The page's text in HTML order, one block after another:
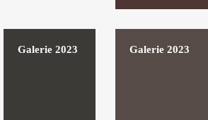
Galerie 2023 Galerie 2023